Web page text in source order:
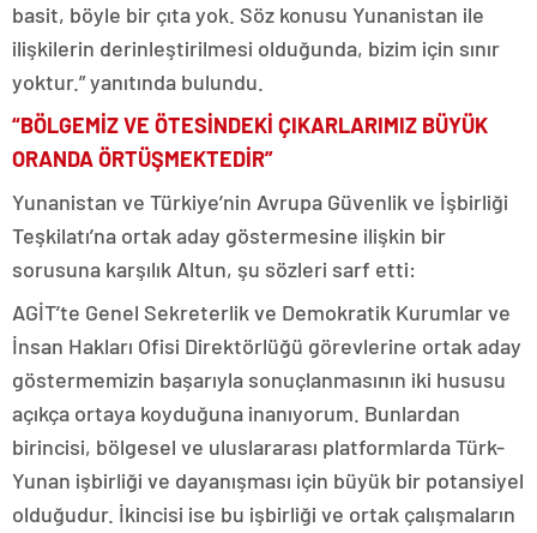
basit, böyle bir çıta yok. Söz konusu Yunanistan ile
ilişkilerin derinleştirilmesi olduğunda, bizim için sınır
yoktur.” yanıtında bulundu.
“BÖLGEMİZ VE ÖTESİNDEKİ ÇIKARLARIMIZ BÜYÜK
ORANDA ÖRTÜŞMEKTEDİR”
Yunanistan ve Türkiye’nin Avrupa Güvenlik ve İşbirliği
Teşkilatı’na ortak aday göstermesine ilişkin bir
sorusuna karşılık Altun, şu sözleri sarf etti:
AGİT’te Genel Sekreterlik ve Demokratik Kurumlar ve
İnsan Hakları Ofisi Direktörlüğü görevlerine ortak aday
göstermemizin başarıyla sonuçlanmasının iki hususu
açıkça ortaya koyduğuna inanıyorum. Bunlardan
birincisi, bölgesel ve uluslararası platformlarda Türk-
Yunan işbirliği ve dayanışması için büyük bir potansiyel
olduğudur. İkincisi ise bu işbirliği ve ortak çalışmaların